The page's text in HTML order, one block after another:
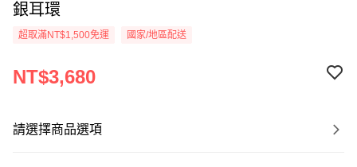
銀耳環
超取滿NT$1,500免運 國家/地區配送
NT$3,680
請選擇商品選項